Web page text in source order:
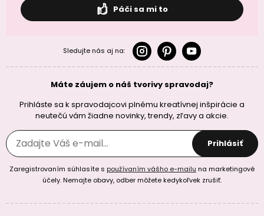
Páči sa mi to
Sledujte nás aj na:
Máte záujem o náš tvorivy spravodaj?
Prihláste sa k spravodajcovi plnému kreatívnej inšpirácie a
neutečú vám žiadne novinky, trendy, zľavy a akcie.
Prihlásiť
Zaregistrovaním súhlasíte s používaním vášho e-mailu na marketingové
účely. Nemajte obavy, odber môžete kedykoľvek zrušiť.